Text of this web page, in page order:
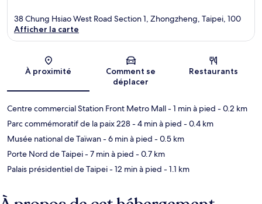
Carte
38 Chung Hsiao West Road Section 1, Zhongzheng, Taipei, 100
Afficher la carte
À proximité
Comment se
déplacer
Restaurants
Centre commercial Station Front Metro Mall- 1 min à pied - 0.2 km
Parc commémoratif de la paix 228- 4 min à pied - 0.4 km
Musée national de Taïwan- 6 min à pied - 0.5 km
Porte Nord de Taipei- 7 min à pied - 0.7 km
Palais présidentiel de Taipei- 12 min à pied - 1.1 km